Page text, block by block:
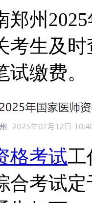
郑州
考生及
缴费。
格考试工
合考试